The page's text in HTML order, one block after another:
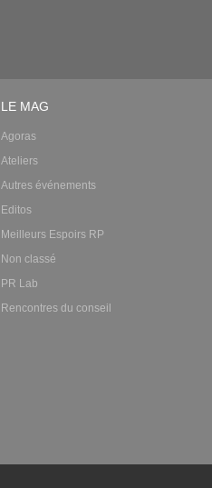
LE MAG
Agoras
Ateliers
Autres événements
Editos
Meilleurs Espoirs RP
Non classé
PR Lab
Rencontres du conseil